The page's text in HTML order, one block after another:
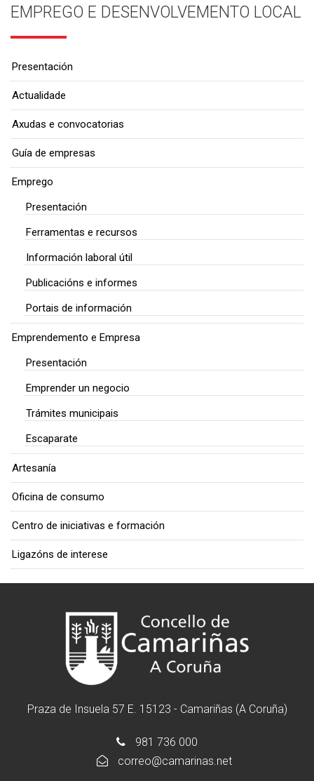
EMPREGO E DESENVOLVEMENTO LOCAL
Presentación
Actualidade
Axudas e convocatorias
Guía de empresas
Emprego
Presentación
Ferramentas e recursos
Información laboral útil
Publicacións e informes
Portais de información
Emprendemento e Empresa
Presentación
Emprender un negocio
Trámites municipais
Escaparate
Artesanía
Oficina de consumo
Centro de iniciativas e formación
Ligazóns de interese
Praza de Insuela 57 E. 15123 - Camariñas (A Coruña)
981 736 000
correo@camarinas.net